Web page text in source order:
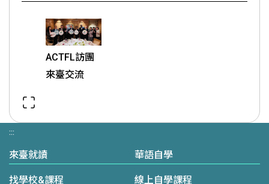
ACTFL訪團
來臺交流
:::
來臺就讀
找學校&課程
華語自學
線上自學課程